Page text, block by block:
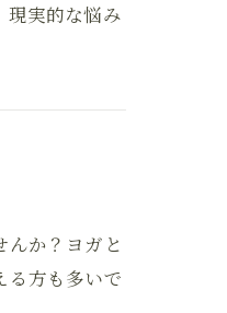
現実的な悩み
んか？ヨガと
る方も多いで